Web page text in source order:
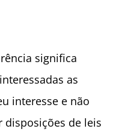
significa
as
interesse e não
disposições de leis